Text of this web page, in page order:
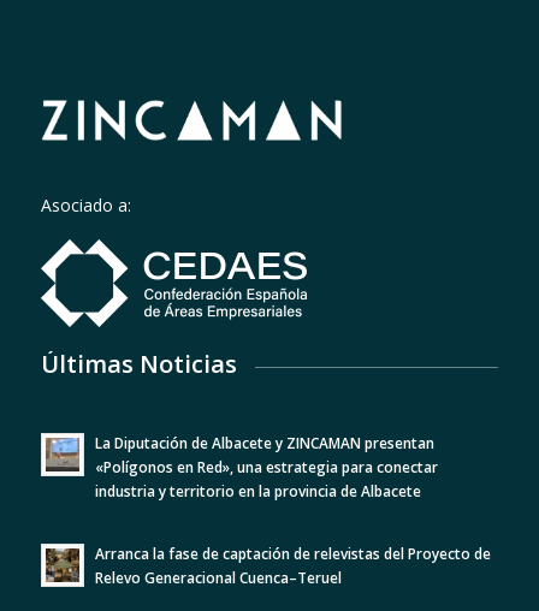
Asociado a:
Últimas Noticias
La Diputación de Albacete y ZINCAMAN presentan
«Polígonos en Red», una estrategia para conectar
industria y territorio en la provincia de Albacete
Arranca la fase de captación de relevistas del Proyecto de
Relevo Generacional Cuenca–Teruel